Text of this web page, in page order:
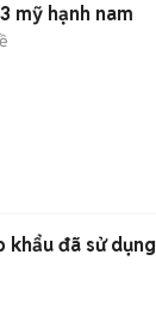
mỹ hạnh nam
khẩu đã sử dụng